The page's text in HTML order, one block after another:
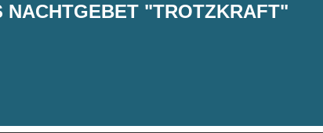
NACHTGEBET "TROTZKRAFT"